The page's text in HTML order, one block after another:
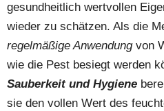
gesundheitlich wertvollen
wieder zu schätzen. Als die
regelmäßige Anwendungvon
wie die Pest besiegt werden
Sauberkeit und Hygiene
sie den vollen Wert des